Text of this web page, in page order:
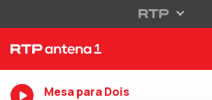
Mesa para Dois